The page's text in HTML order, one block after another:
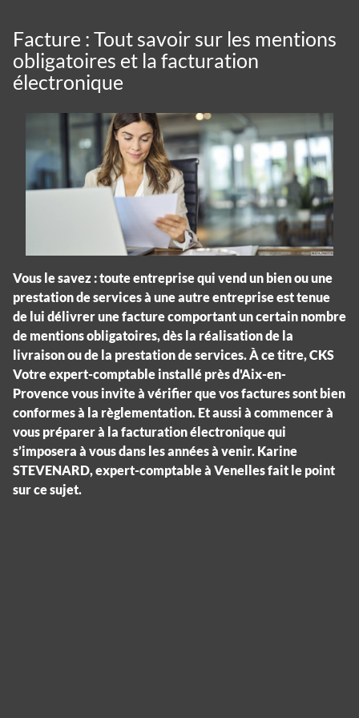
Facture : Tout savoir sur les mentions
obligatoires et la facturation
électronique
Vous le savez : toute entreprise qui vend un bien ou une
prestation de services à une autre entreprise est tenue
de lui délivrer une facture comportant un certain nombre
de mentions obligatoires, dès la réalisation de la
livraison ou de la prestation de services. À ce titre, CKS
Votre expert-comptable installé près d'Aix-en-
Provence vous invite à vérifier que vos factures sont bien
conformes à la règlementation. Et aussi à commencer à
vous préparer à la facturation électronique qui
s’imposera à vous dans les années à venir. Karine
STEVENARD, expert-comptable à Venelles fait le point
sur ce sujet.